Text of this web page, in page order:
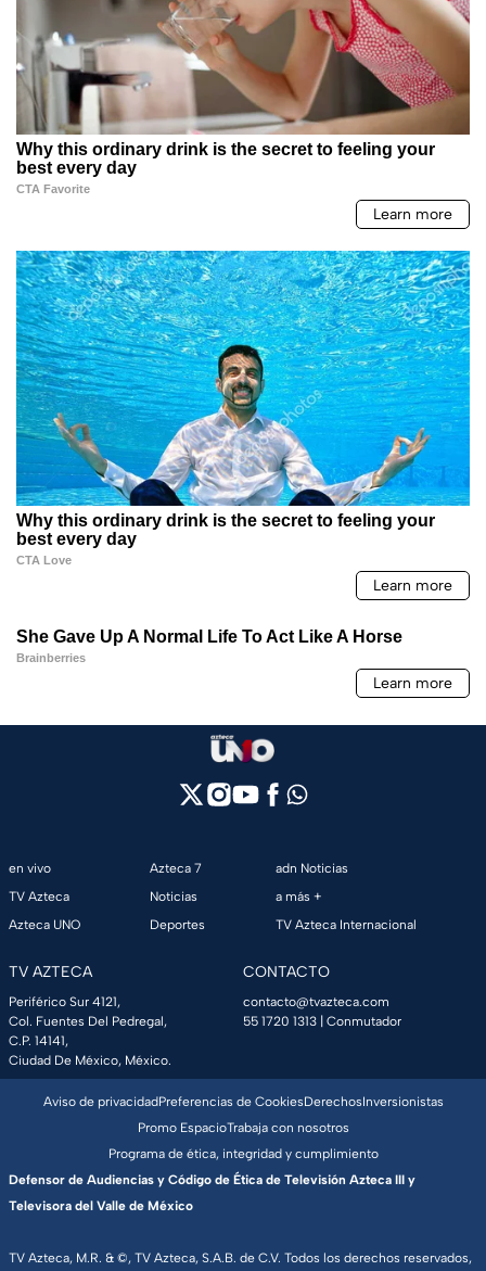
en vivo
TV Azteca
Azteca UNO
Azteca 7
Noticias
Deportes
adn Noticias
a más +
TV Azteca Internacional
TV AZTECA
Periférico Sur 4121,
Col. Fuentes Del Pedregal,
C.P. 14141,
Ciudad De México, México.
CONTACTO
contacto@tvazteca.com
55 1720 1313 | Conmutador
TV Azteca, M.R. & ©, TV Azteca, S.A.B. de C.V. Todos los derechos reservados,
Aviso de privacidadPreferencias de CookiesDerechosInversionistas
Promo EspacioTrabaja con nosotros
Programa de ética, integridad y cumplimiento
Defensor de Audiencias y Código de Ética de Televisión Azteca III y
Televisora del Valle de México